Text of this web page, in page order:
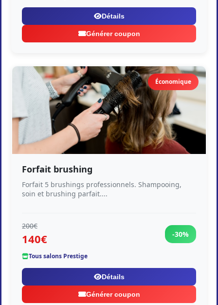
Détails
Générer coupon
Économique
Forfait brushing
Forfait 5 brushings professionnels. Shampooing,
soin et brushing parfait....
200€
140€ -30%
Tous salons Prestige
Détails
Générer coupon